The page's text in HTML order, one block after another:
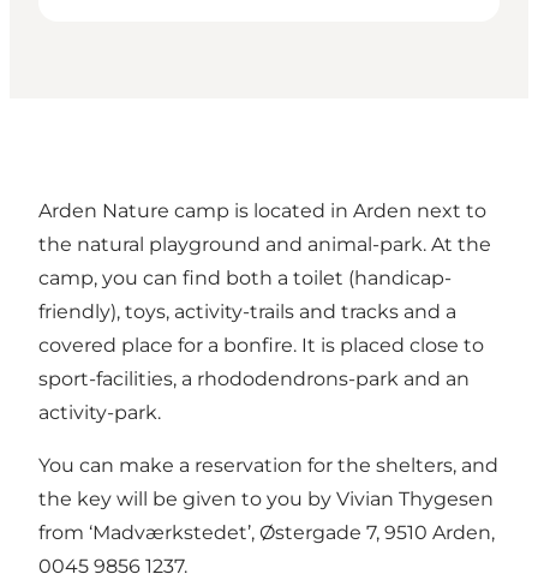
Arden Nature camp is located in Arden next to
the natural playground and animal-park. At the
camp, you can find both a toilet (handicap-
friendly), toys, activity-trails and tracks and a
covered place for a bonfire. It is placed close to
sport-facilities, a rhododendrons-park and an
activity-park.
You can make a reservation for the shelters, and
the key will be given to you by Vivian Thygesen
from ‘Madværkstedet’, Østergade 7, 9510 Arden,
0045 9856 1237.